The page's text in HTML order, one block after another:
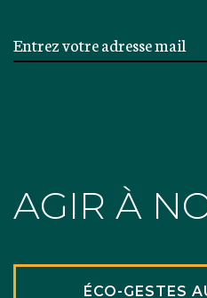
AGIR À
ÉCO-GESTES